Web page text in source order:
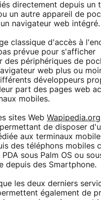
directement depuis un
un autre appareil de
navigateur web intégré.
classique d'accès à
prévue pour s'afficher
des périphériques de
web plus ou
développeurs
part des pages web
mobiles.
sites Web Wapipedia.org
permettant de disposer
aux terminaux
des téléphons mobiles
PDA sous Palm OS ou
depuis des Smartphone.
les deux derniers
également de